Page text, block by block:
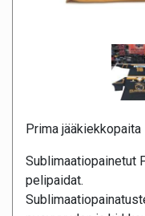
Prima jääkiekkopaita
Sublimaatiopainetut
pelipaidat.